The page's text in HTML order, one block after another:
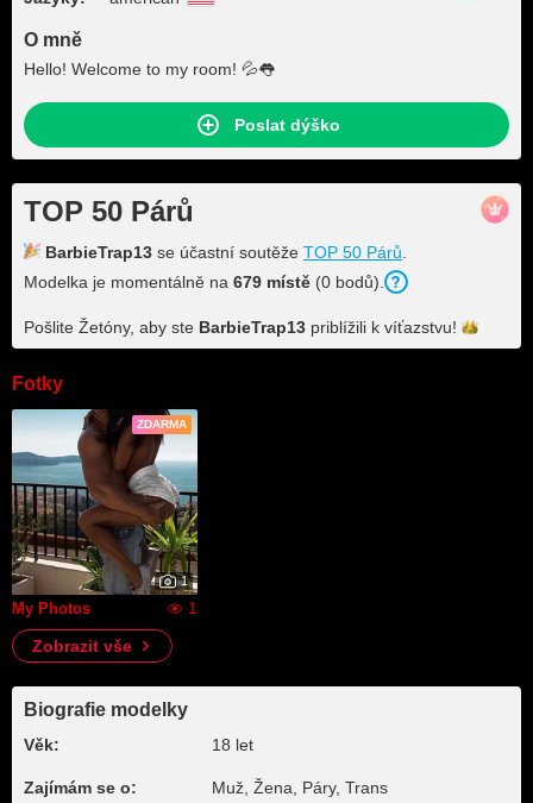
O mně
Hello! Welcome to my room! 💦👅
Poslat dýško
TOP 50 Párů
BarbieTrap13 se účastní soutěže TOP 50 Párů
Modelka je momentálně na 679 místě (0 bodů).
Pošlite Žetóny, aby ste BarbieTrap13 priblížili k víťazstvu!
Fotky
ZDARMA
1
My Photos
1
Zobrazit vše
Biografie modelky
Věk: 18 let
Zajímám se o: Muž, Žena, Páry, Trans